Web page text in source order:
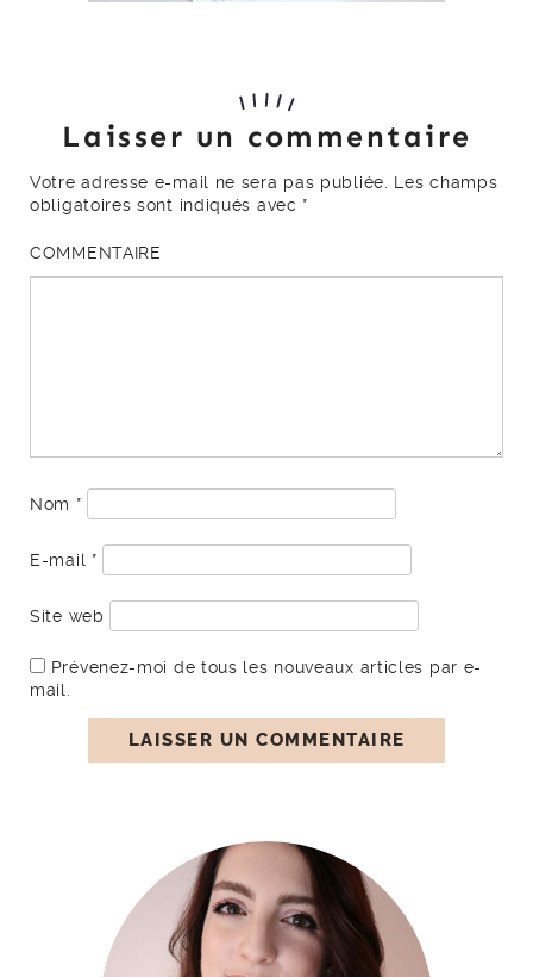
Laisser un commentaire
Votre adresse e-mail ne sera pas publiée.
Les champs
obligatoires sont indiqués avec *
COMMENTAIRE
Nom *
E-mail *
Site web
Prévenez-moi de tous les nouveaux articles par e-
mail.